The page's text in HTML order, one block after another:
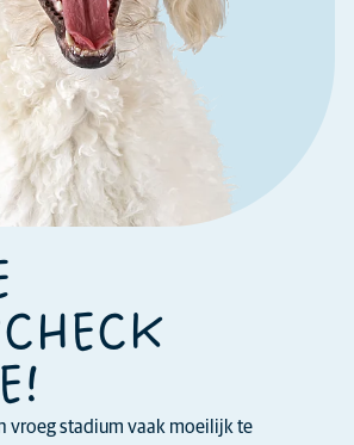
vroeg stadium vaak moeilijk te